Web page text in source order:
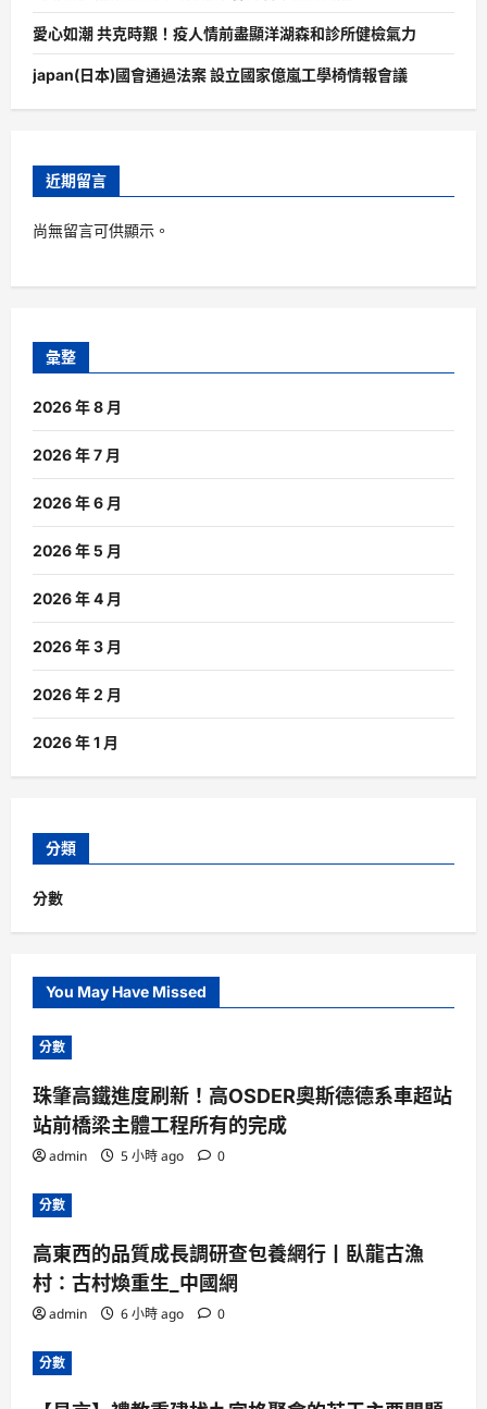
愛心如潮 共克時艱！疫人情前盡顯洋湖森和診所健檢氣力
japan(日本)國會通過法案 設立國家億嵐工學椅情報會議
近期留言
尚無留言可供顯示。
彙整
2026 年 8 月
2026 年 7 月
2026 年 6 月
2026 年 5 月
2026 年 4 月
2026 年 3 月
2026 年 2 月
2026 年 1 月
分類
分數
You May Have Missed
分數
珠肇高鐵進度刷新！高OSDER奧斯德德系車超站
站前橋梁主體工程所有的完成
admin 5 小時 ago 0
分數
高東西的品質成長調研查包養網行丨臥龍古漁
村：古村煥重生_中國網
admin 6 小時 ago 0
分數